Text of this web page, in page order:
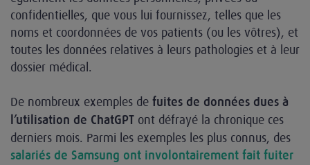
confidentielles, que vous lui fournissez, telles que les
noms et coordonnées de vos patients (ou les vôtres), et
toutes les données relatives à leurs pathologies et à leur
dossier médical.
De nombreux exemples de fuites de données dues à
l’utilisation de ChatGPT ont défrayé la chronique ces
derniers mois. Parmi les exemples les plus connus, des
salariés de Samsung ont involontairement fait fuiter